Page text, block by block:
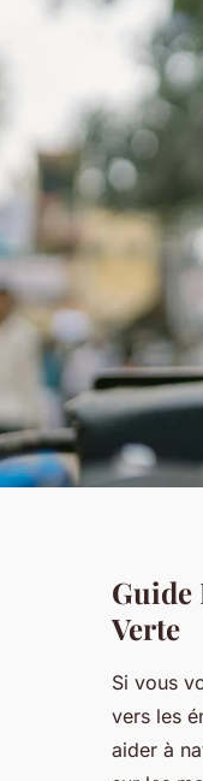
Guide
Verte
Si vous
vers les
aider à